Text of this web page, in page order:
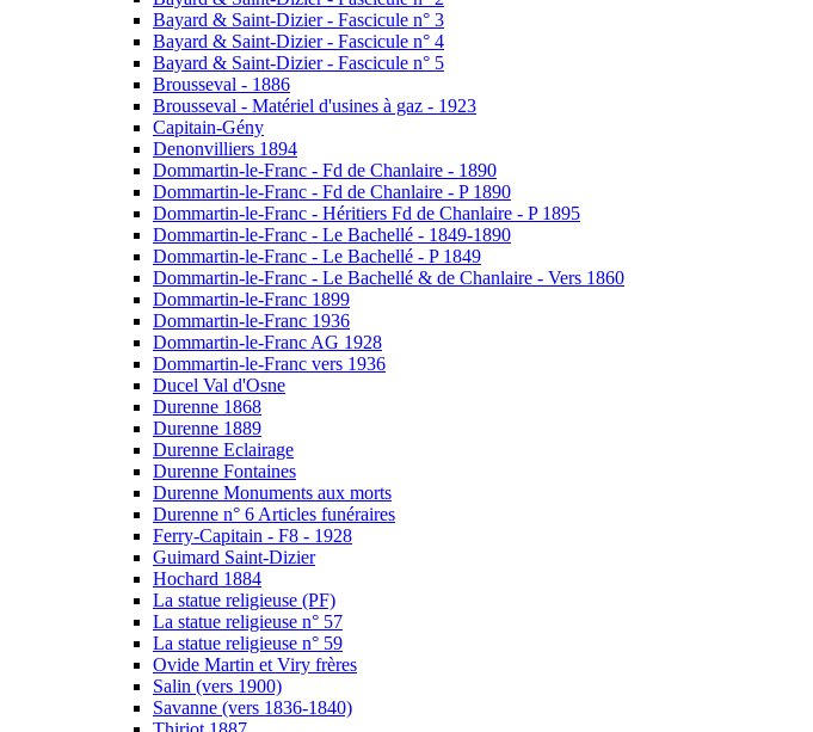
Bayard & Saint-Dizier - Fascicule n° 3
Bayard & Saint-Dizier - Fascicule n° 4
Bayard & Saint-Dizier - Fascicule n° 5
Brousseval - 1886
Brousseval - Matériel d'usines à gaz - 1923
Capitain-Gény
Denonvilliers 1894
Dommartin-le-Franc - Fd de Chanlaire - 1890
Dommartin-le-Franc - Fd de Chanlaire - P 1890
Dommartin-le-Franc - Héritiers Fd de Chanlaire - P 1895
Dommartin-le-Franc - Le Bachellé - 1849-1890
Dommartin-le-Franc - Le Bachellé - P 1849
Dommartin-le-Franc - Le Bachellé & de Chanlaire - Vers 1860
Dommartin-le-Franc 1899
Dommartin-le-Franc 1936
Dommartin-le-Franc AG 1928
Dommartin-le-Franc vers 1936
Ducel Val d'Osne
Durenne 1868
Durenne 1889
Durenne Eclairage
Durenne Fontaines
Durenne Monuments aux morts
Durenne n° 6 Articles funéraires
Ferry-Capitain - F8 - 1928
Guimard Saint-Dizier
Hochard 1884
La statue religieuse (PF)
La statue religieuse n° 57
La statue religieuse n° 59
Ovide Martin et Viry frères
Salin (vers 1900)
Savanne (vers 1836-1840)